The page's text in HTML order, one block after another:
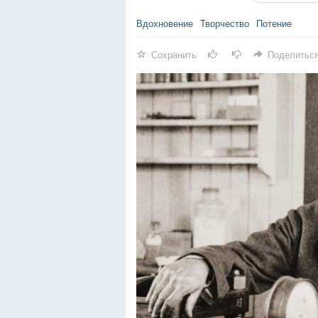
Вдохновение Творчество Потение
Сохранить